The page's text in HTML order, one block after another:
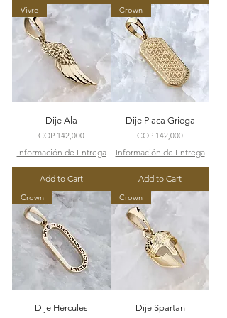
Vivre
Dije Ala
Price
COP 142,000
Información de Entrega
Add to Cart
Crown
Dije Placa Griega
Price
COP 142,000
Información de Entrega
Add to Cart
Crown
Dije Hércules
Crown
Dije Spartan